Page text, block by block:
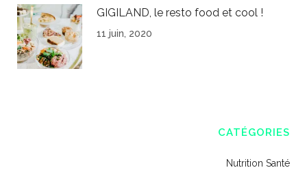
GIGILAND, le resto food et cool !
11 juin, 2020
CATÉGORIES
Nutrition Santé